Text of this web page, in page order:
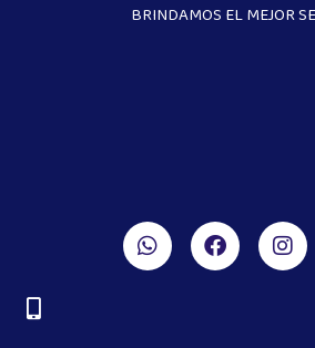
BRINDAMOS EL MEJOR